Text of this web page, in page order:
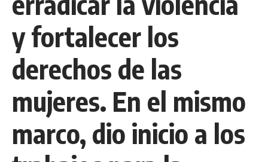
y fortalecer los
derechos de las
mujeres. En el mismo
marco, dio inicio a los